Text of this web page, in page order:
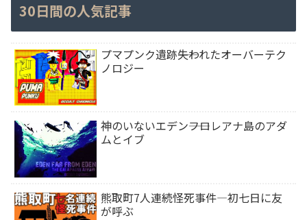
30日間の人気記事
プマプンク遺跡――失われたオーバーテク
ノロジー
神のいないエデン――フロレアナ島のアダ
ムとイブ
熊取町7人連続怪死事件―初七日に友
が呼ぶ